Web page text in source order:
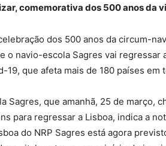
comemorativa dos 500 anos da
dos 500 anos da circum-
o navio-escola Sagres vai regressar
19, que afeta mais de 180 países
Sagres, que amanhã, 25 de março,
para regressar a Lisboa, indica a
do NRP Sagres está agora